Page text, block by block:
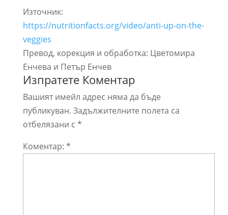
Източник:
https://nutritionfacts.org/video/anti-up-on-the-
veggies
Превод, корекция и обработка: Цветомира
Енчева и Петър Енчев
Изпратете Коментар
Вашият имейл адрес няма да бъде
публикуван. Задължителните полета са
отбелязани с *
Коментар: *